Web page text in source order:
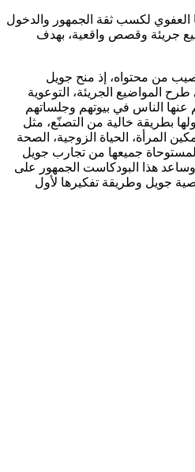
العفوي لكسب ثقة الجمهور والدخول
جريئة وقصص واقعية، بهدف
من محتواه، إذ منح جويل
المواضيع الجريئة، التوعوية
عنها الناس في بيوتهم وجلساتهم
بطريقة خالية من التصنّع، مثل
المرأة، الحياة الزوجية، الصحة
المستوحاة جميعها من تجارب جويل
وساعد هذا البودكاست الجمهور على
جويل وطريقة تفكيرها لأول